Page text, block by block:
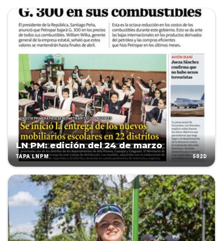
LN PM: edición del 24 de marzo
TAPA LNPM 502D